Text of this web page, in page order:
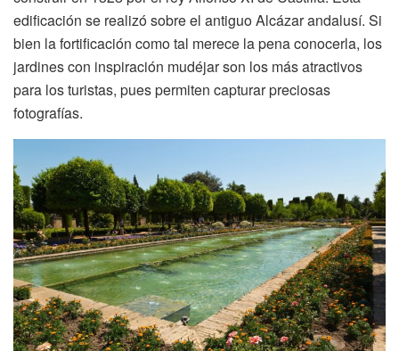
edificación se realizó sobre el antiguo Alcázar andalusí. Si
bien la fortificación como tal merece la pena conocerla, los
jardines con inspiración mudéjar son los más atractivos
para los turistas, pues permiten capturar preciosas
fotografías.